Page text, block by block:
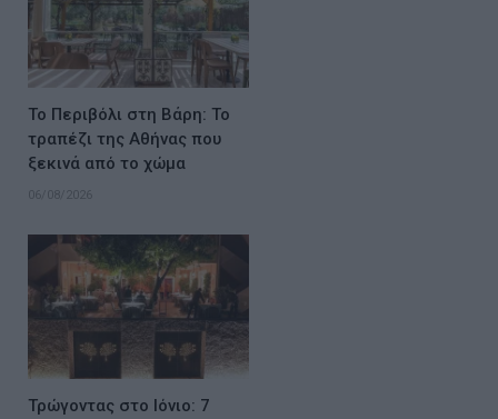
Το Περιβόλι στη Βάρη: Το
τραπέζι της Αθήνας που
ξεκινά από το χώμα
06/08/2026
Τρώγοντας στο Ιόνιο: 7